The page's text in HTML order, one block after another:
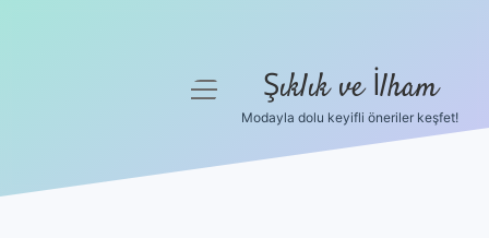
menüyü
Şıklık ve İlham
Modayla dolu keyifli öneriler keşfet!